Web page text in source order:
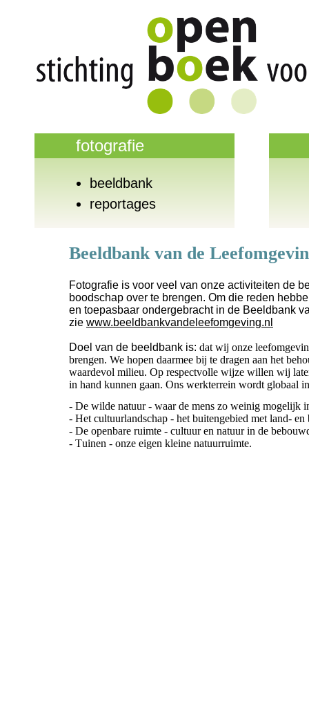
fotografie
beeldbank
reportages
Beeldbank van de
Fotografie is voor veel van onze activiteiten de
boodschap over te brengen. Om die reden
en toepasbaar ondergebracht in de Beeldbank
zie www.beeldbankvandeleefomgeving.nl
Doel van de beeldbank is: dat wij onze
brengen. We hopen daarmee bij te dragen aan het
waardevol milieu. Op respectvolle wijze willen wij
in hand kunnen gaan. Ons werkterrein wordt globaal
- De wilde natuur - waar de mens zo weinig mogelijk
- Het cultuurlandschap - het buitengebied met land- en
- De openbare ruimte - cultuur en natuur in de
- Tuinen - onze eigen kleine natuurruimte.